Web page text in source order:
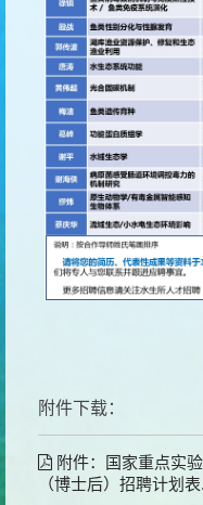
附件下载：
附件：国家重点实
（博士后）招聘计划